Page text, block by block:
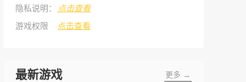
隐私说明：
点击查看
游戏权限
点击查看
最新游戏 更多 →